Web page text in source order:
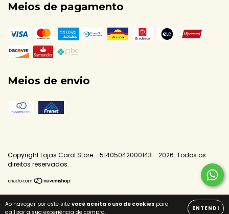
Ao navegar por este site você aceita o uso de cookies para
agilizar a sua experiência de compra.
ENTENDI
Meios de pagamento
Meios de envio
Copyright Lojas Carol Store - 51405042000143 - 2026. Todos os
direitos reservados.